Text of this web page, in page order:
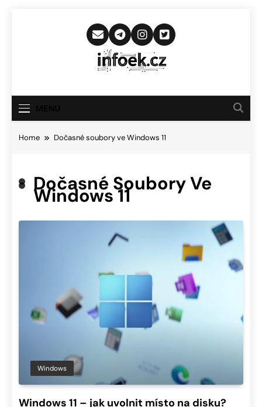
Infoek.cz
Novinkám
Home Dočasné soubory ve Windows 11
Dočasné Soubory Ve
Windows 11
Windows
Windows 11 – jak uvolnit místo na disku?